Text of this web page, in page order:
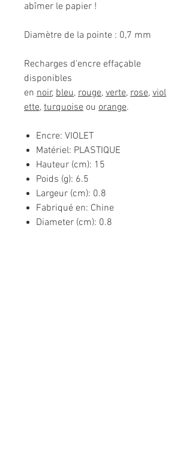
abîmer le papier !
Diamètre de la pointe : 0,7 mm
Recharges d'encre effaçable
disponibles
en noir, bleu, rouge, verte, rose, viol
ette, turquoise ou orange.
Encre: VIOLET
Matériel: PLASTIQUE
Hauteur (cm): 15
Poids (g): 6.5
Largeur (cm): 0.8
Fabriqué en: Chine
Diameter (cm): 0.8